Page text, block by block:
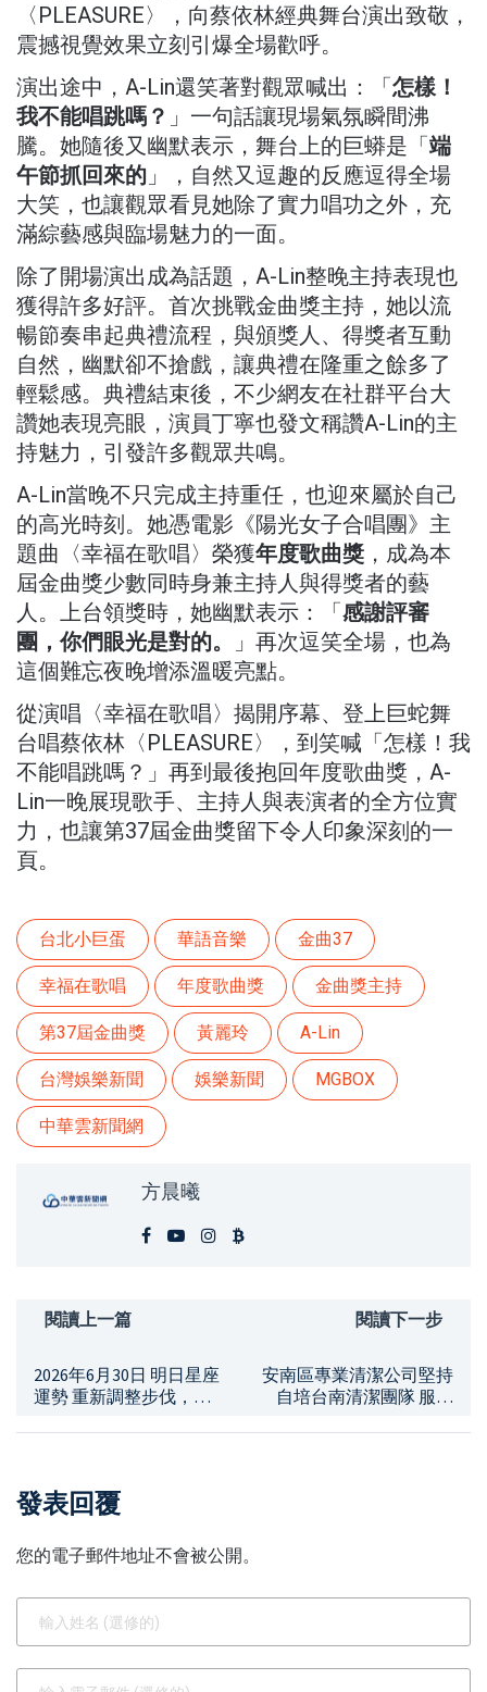
〈PLEASURE〉，向蔡依林經典舞台演出致敬，
震撼視覺效果立刻引爆全場歡呼。
演出途中，A-Lin還笑著對觀眾喊出：「怎樣！
我不能唱跳嗎？ 」一句話讓現場氣氛瞬間沸
騰。她隨後又幽默表示，舞台上的巨蟒是「端
午節抓回來的 」，自然又逗趣的反應逗得全場
大笑，也讓觀眾看見她除了實力唱功之外，充
滿綜藝感與臨場魅力的一面。
除了開場演出成為話題，A-Lin整晚主持表現也
獲得許多好評。首次挑戰金曲獎主持，她以流
暢節奏串起典禮流程，與頒獎人、得獎者互動
自然，幽默卻不搶戲，讓典禮在隆重之餘多了
輕鬆感。典禮結束後，不少網友在社群平台大
讚她表現亮眼，演員丁寧也發文稱讚A-Lin的主
持魅力，引發許多觀眾共鳴。
A-Lin當晚不只完成主持重任，也迎來屬於自己
的高光時刻。她憑電影《陽光女子合唱團》主
題曲〈幸福在歌唱〉榮獲年度歌曲獎 ，成為本
屆金曲獎少數同時身兼主持人與得獎者的藝
人。上台領獎時，她幽默表示：「感謝評審
團，你們眼光是對的。
」再次逗笑全場，也為
這個難忘夜晚增添溫暖亮點。
從演唱〈幸福在歌唱〉揭開序幕、登上巨蛇舞
台唱蔡依林〈PLEASURE〉，到笑喊「怎樣！我
不能唱跳嗎？」再到最後抱回年度歌曲獎，A-
Lin一晚展現歌手、主持人與表演者的全方位實
力，也讓第37屆金曲獎留下令人印象深刻的一
頁。
台北小巨蛋 華語音樂 金曲37
幸福在歌唱 年度歌曲獎 金曲獎主持
第37屆金曲獎 黃麗玲 A-Lin
台灣娛樂新聞 娛樂新聞 MGBOX
中華雲新聞網
方晨曦
閱讀上一篇
2026年6月30日 明日星座
運勢 重新調整步伐，每
閱讀下一步
安南區專業清潔公司堅持
自培台南清潔團隊 服務
發表回覆
您的電子郵件地址不會被公開。